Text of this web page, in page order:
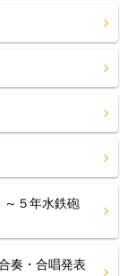
年水鉄砲
合唱発表